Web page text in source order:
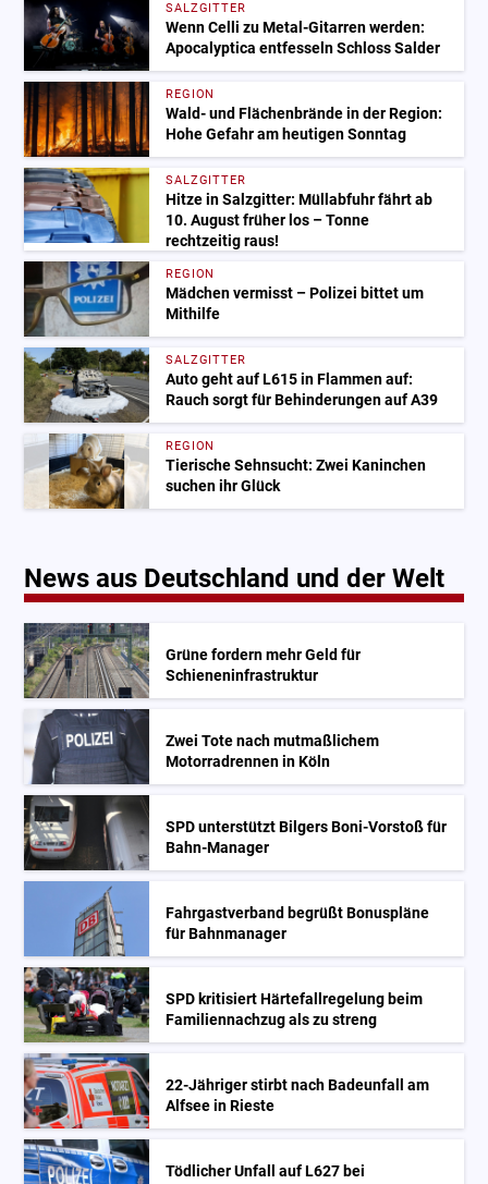
SALZGITTER
Wenn Celli zu Metal-Gitarren werden:
Apocalyptica entfesseln Schloss Salder
REGION
Wald- und Flächenbrände in der Region:
Hohe Gefahr am heutigen Sonntag
SALZGITTER
Hitze in Salzgitter: Müllabfuhr fährt ab
10. August früher los – Tonne
rechtzeitig raus!
REGION
Mädchen vermisst – Polizei bittet um
Mithilfe
SALZGITTER
Auto geht auf L615 in Flammen auf:
Rauch sorgt für Behinderungen auf A39
REGION
Tierische Sehnsucht: Zwei Kaninchen
suchen ihr Glück
News aus Deutschland und der Welt
Grüne fordern mehr Geld für
Schieneninfrastruktur
Zwei Tote nach mutmaßlichem
Motorradrennen in Köln
SPD unterstützt Bilgers Boni-Vorstoß für
Bahn-Manager
Fahrgastverband begrüßt Bonuspläne
für Bahnmanager
SPD kritisiert Härtefallregelung beim
Familiennachzug als zu streng
22-Jähriger stirbt nach Badeunfall am
Alfsee in Rieste
Tödlicher Unfall auf L627 bei